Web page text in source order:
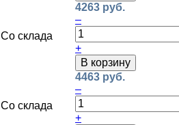
Со склада
4263 руб.
–
+
В корзину
Со склада
4463 руб.
–
+